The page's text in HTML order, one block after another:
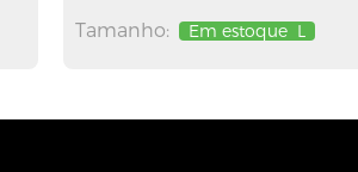
Tamanho: Em estoque L